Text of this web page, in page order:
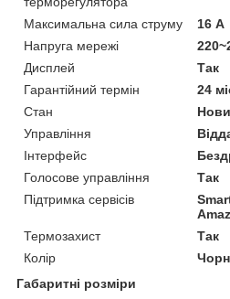
Максимальна сила струму
16 А
Напруга мережі
Дисплей
Так
Гарантійний термін
24
Стан
Управління
Інтерфейс
Голосове управління
Так
Підтримка сервісів
Термозахист
Так
Колір
Габаритні розміри